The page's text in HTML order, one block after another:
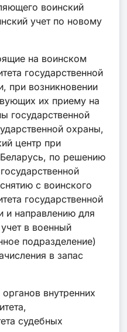
воинский
учет по новому
на воинском
государственной
при возникновении
их приему на
государственной
охраны,
центр при
по решению
с воинского
государственной
и направлению для
в военный
подразделение)
в запас
внутренних
судебных